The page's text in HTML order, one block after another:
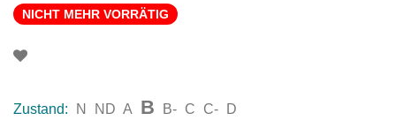
NICHT MEHR VORRÄTIG
Zustand: N ND A B B- C C- D